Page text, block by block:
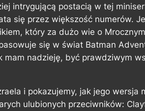
intrygującą postacią w tej
się przez większość numerów.
który za dużo wie o
się w świat Batman
mam nadzieję, być prawdziwym
i pokazujemy, jak jego wersja
ulubionych przeciwników: